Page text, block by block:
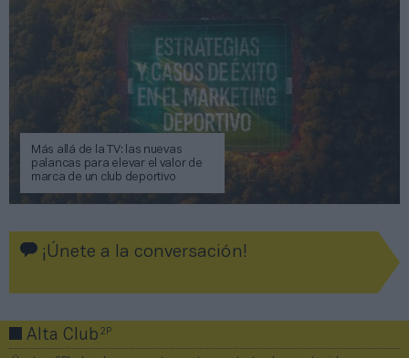
Más allá de la TV: las nuevas
palancas para elevar el valor de
marca de un club deportivo
¡Únete a la conversación!
Alta Club2P